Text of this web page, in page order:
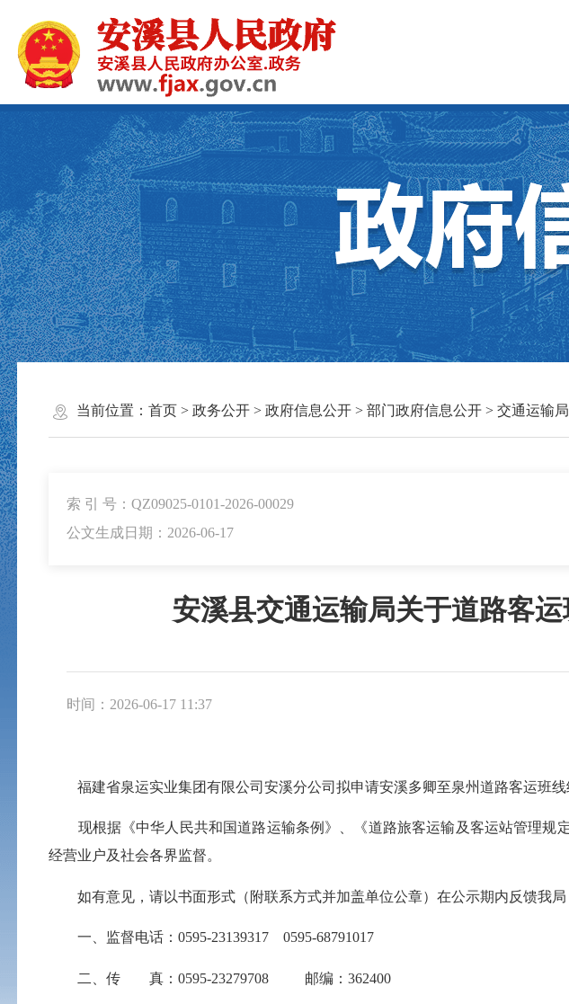
当前位置： 首页> 政务公开> 政府信息公开> 部门政府信息公开> 交通运输局
索 引 号：QZ09025-0101-2026-00029
公文生成日期：2026-06-17
安溪县交通运输局关于道路客
时间：2026-06-17 11:37
福建省泉运实业集团有限公司安溪分公司拟申请安溪多卿至泉州道路客运班线
现根据《中华人民共和国道路运输条例》、《道路旅客运输及客运站管理规定
经营业户及社会各界监督。
如有意见，请以书面形式（附联系方式并加盖单位公章）在公示期内反馈我局
一、监督电话：0595-23139317 0595-68791017
二、传 真：0595-23279708 邮编：362400